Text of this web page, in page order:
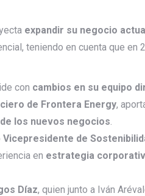
expandir su negocio
teniendo en cuenta que
con cambios en su equipo
de Frontera Energy,
los nuevos negocios
Vicepresidente de
en estrategia
Díaz, quien junto a Iván